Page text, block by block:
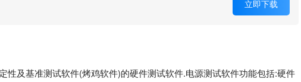
立即下载
性及基准测试软件(烤鸡软件)的硬件测试软件.电源测试软件功能包括:硬件